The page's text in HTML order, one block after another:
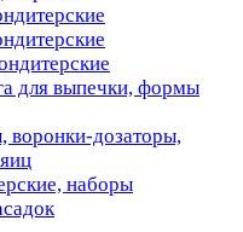
для выпечки, формы
дозаторы,
наборы